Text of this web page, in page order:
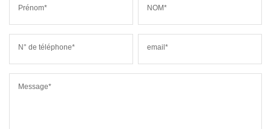
Prénom* NOM*
N° de téléphone* email*
Message*